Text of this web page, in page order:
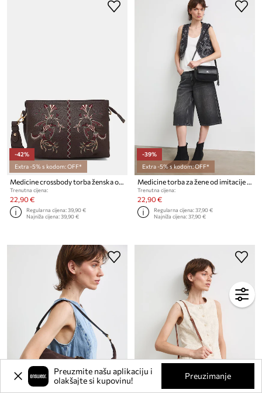
-42%
Extra -5% s kodom: OFF*
Medicine crossbody torba ženska od imitacije kože
Trenutna cijena:
22,90 €
Regularna cijena:39,90 €
Najniža cijena:39,90 €
-39%
Extra -5% s kodom: OFF*
Medicine torba za žene od imitacije kože
Trenutna cijena:
22,90 €
Regularna cijena:37,90 €
Najniža cijena:37,90 €
Preuzmite našu aplikaciju i
olakšajte si kupovinu!
Preuzimanje